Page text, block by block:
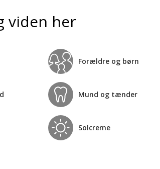
viden her
Forældre og børn
Mund og tænder
Solcreme